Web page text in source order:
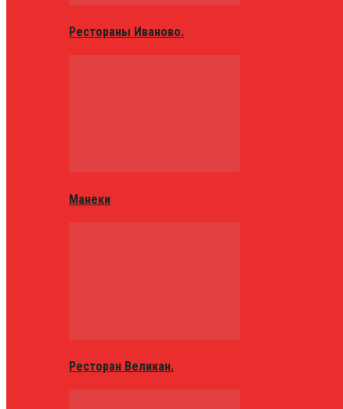
Рестораны Иваново.
Манеки
Ресторан Великан.